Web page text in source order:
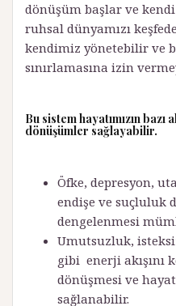
dönüşüm başlar ve
ruhsal dünyamızı
kendimiz yönetebilir ve
sınırlamasına izin
Bu sistem hayatımızın
dönüşümler sağlayabilir.
Öfke, depresyon,
endişe ve suçluluk
dengelenmesi
Umutsuzluk,
gibi enerji akışını
dönüşmesi ve
sağlanabilir.